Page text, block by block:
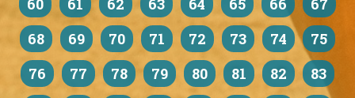
60
61 62 63 64 65 66
67
68
69 70 71 72 73 74
75
76
77 78 79 80 81 82
83